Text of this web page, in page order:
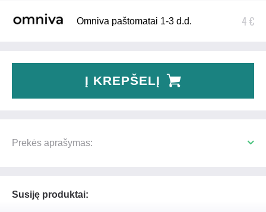
Omniva paštomatai 1-3 d.d. 4 €
Į KREPŠELĮ
Prekės aprašymas:
Susiję produktai: